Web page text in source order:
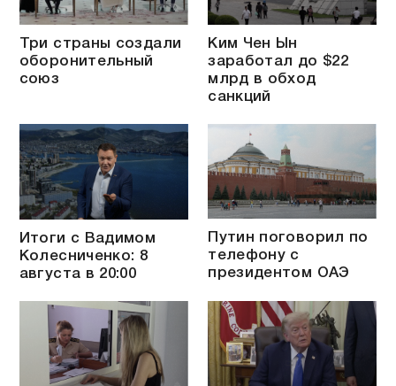
Три страны создали
оборонительный
союз
Ким Чен Ын
заработал до $22
млрд в обход
санкций
Итоги с Вадимом
Колесниченко: 8
августа в 20:00
Путин поговорил по
телефону с
президентом ОАЭ